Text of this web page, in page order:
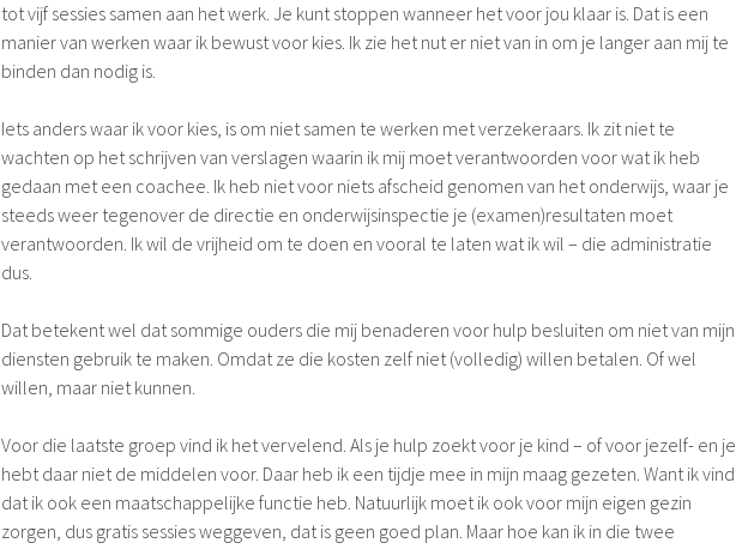
tot vijf sessies samen aan het werk. Je kunt stoppen wanneer het voor jou klaar is. Dat is een
manier van werken waar ik bewust voor kies. Ik zie het nut er niet van in om je langer aan mij te
binden dan nodig is.
Iets anders waar ik voor kies, is om niet samen te werken met verzekeraars. Ik zit niet te
wachten op het schrijven van verslagen waarin ik mij moet verantwoorden voor wat ik heb
gedaan met een coachee. Ik heb niet voor niets afscheid genomen van het onderwijs, waar je
steeds weer tegenover de directie en onderwijsinspectie je (examen)resultaten moet
verantwoorden. Ik wil de vrijheid om te doen en vooral te laten wat ik wil – die administratie
dus.
Dat betekent wel dat sommige ouders die mij benaderen voor hulp besluiten om niet van mijn
diensten gebruik te maken. Omdat ze die kosten zelf niet (volledig) willen betalen. Of wel
willen, maar niet kunnen.
Voor die laatste groep vind ik het vervelend. Als je hulp zoekt voor je kind – of voor jezelf- en je
hebt daar niet de middelen voor. Daar heb ik een tijdje mee in mijn maag gezeten. Want ik vind
dat ik ook een maatschappelijke functie heb. Natuurlijk moet ik ook voor mijn eigen gezin
zorgen, dus gratis sessies weggeven, dat is geen goed plan. Maar hoe kan ik in die twee